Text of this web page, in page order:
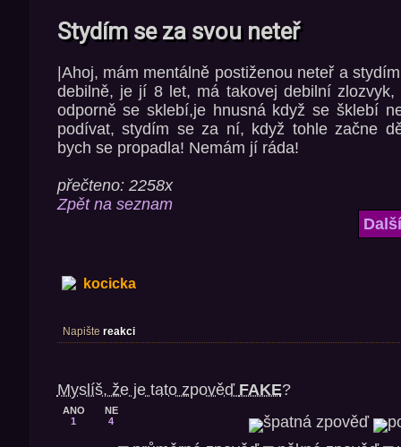
Stydím se za svou neteř
|Ahoj, mám mentálně postiženou neteř a
debilně, je jí 8 let, má takovej debilní
odporně se sklebí,je hnusná když se šklebí
podívat, stydím se za ní, když tohle začne
bych se propadla! Nemám jí ráda!
přečteno: 2258x
Zpět na seznam
kocicka
Napište reakci
Myslíš, že je tato zpověď FAKE?
ANO
1
NE
4